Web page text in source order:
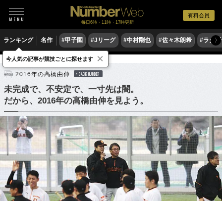
有料会員
毎日6時・11時・17時更新
ランキング 名作 #甲子園 #Jリーグ #中村剛也 #佐々木朗希 #ラグ〉
野球 プロ野球
2016年の高橋由伸 BACK NUMBER
未完成で、不安定で、一寸先は闇。
だから、2016年の高橋由伸を見よう。
今人気の記事が競技ごとに探せます ×